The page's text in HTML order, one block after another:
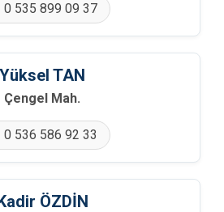
0 535 899 09 37
Yüksel TAN
Çengel Mah.
0 536 586 92 33
ÖZDİN